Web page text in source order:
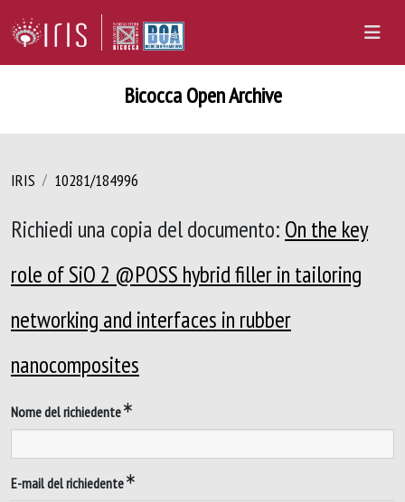
Bicocca Open Archive
IRIS 10281/184996
Richiedi una copia del documento: On the key
role of SiO 2 @POSS hybrid filler in tailoring
networking and interfaces in rubber
nanocomposites
Nome del richiedente
E-mail del richiedente